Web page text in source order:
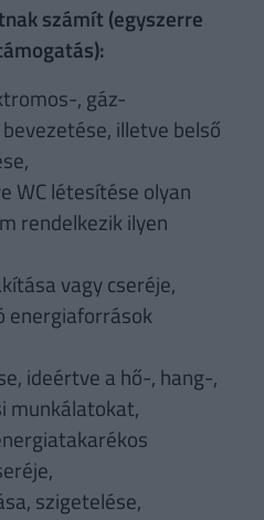
számít (egyszerre
, gáz-
illetve belső
WC létesítése olyan
rendelkezik ilyen
vagy cseréje,
energiaforrások
ideértve a hő-, hang-,
munkálatokat,
szigetelése,